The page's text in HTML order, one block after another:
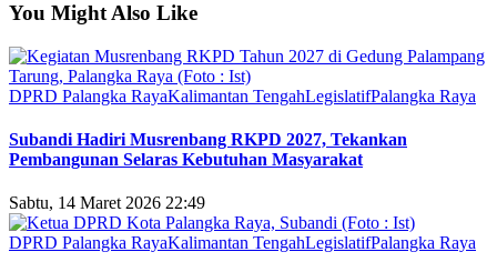
You Might Also Like
DPRD Palangka RayaKalimantan TengahLegislatifPalangka Raya
Subandi Hadiri Musrenbang RKPD 2027, Tekankan
Pembangunan Selaras Kebutuhan Masyarakat
Sabtu, 14 Maret 2026 22:49
DPRD Palangka RayaKalimantan TengahLegislatifPalangka Raya